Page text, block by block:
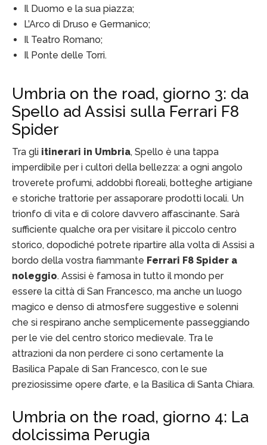
Il Duomo e la sua piazza;
L’Arco di Druso e Germanico;
Il Teatro Romano;
Il Ponte delle Torri.
Umbria on the road, giorno 3: da
Spello ad Assisi sulla Ferrari F8
Spider
Tra gli itinerari in Umbria, Spello è una tappa
imperdibile per i cultori della bellezza: a ogni angolo
troverete profumi, addobbi floreali, botteghe artigiane
e storiche trattorie per assaporare prodotti locali. Un
trionfo di vita e di colore davvero affascinante. Sarà
sufficiente qualche ora per visitare il piccolo centro
storico, dopodiché potrete ripartire alla volta di Assisi a
bordo della vostra fiammante Ferrari F8 Spider a
noleggio. Assisi è famosa in tutto il mondo per
essere la città di San Francesco, ma anche un luogo
magico e denso di atmosfere suggestive e solenni
che si respirano anche semplicemente passeggiando
per le vie del centro storico medievale. Tra le
attrazioni da non perdere ci sono certamente la
Basilica Papale di San Francesco, con le sue
preziosissime opere d’arte, e la Basilica di Santa Chiara.
Umbria on the road, giorno 4: La
dolcissima Perugia